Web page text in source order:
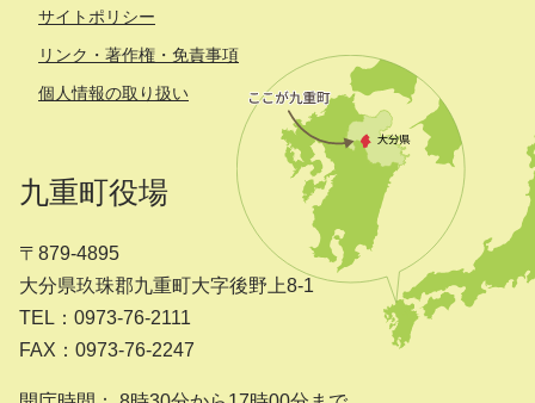
サイトポリシー
リンク・著作権・免責事項
個人情報の取り扱い
九重町役場
〒879-4895
大分県玖珠郡九重町大字後野上8-1
TEL：0973-76-2111
FAX：0973-76-2247